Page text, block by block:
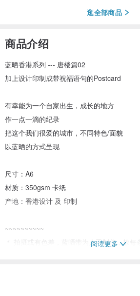
逛全部商品
商品介绍
蓝晒香港系列 --- 唐楼篇02
加上设计印制成带祝福语句的Postcard
有幸能为一个自家出生，成长的地方
作一点一滴的纪录
把这个我们很爱的城市，不同特色/面貌
以蓝晒的方式呈现
尺寸：A6
材质：350gsm 卡纸
产地：香港设计 及 印制
~~~~~~~~~~
＊ 拍摄或有色差，蓝晒带为人手制作，故每
阅读更多